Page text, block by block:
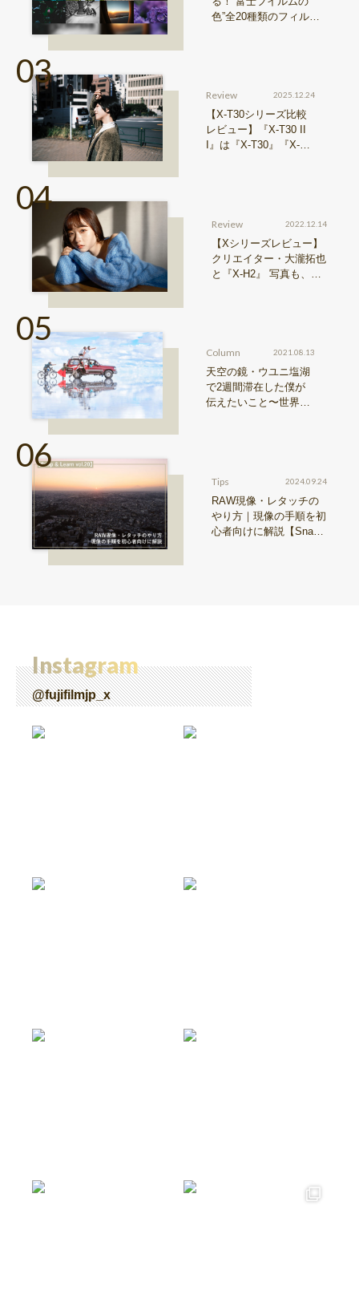
色”全20種類のフィルム
Review 2025.12.24
【X-T30シリーズ比較
レビュー】『X-T30 II
I』は『X-T30』『X-T3
Review 2022.12.14
【Xシリーズレビュー】
クリエイター・大瀧拓也
と『X-H2』 写真も、動
Column 2021.08.13
天空の鏡・ウユニ塩湖
で2週間滞在した僕が
伝えたいこと〜世界の
Tips 2024.09.24
RAW現像・レタッチの
やり方｜現像の手順を初
心者向けに解説【Snap
Instagram
@fujifilmjp_x